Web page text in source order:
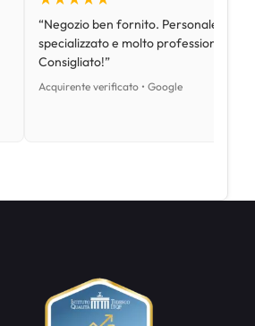
“Negozio ben fornito. Personale
specializzato e molto professionale.
Consigliato!”
Acquirente verificato • Google